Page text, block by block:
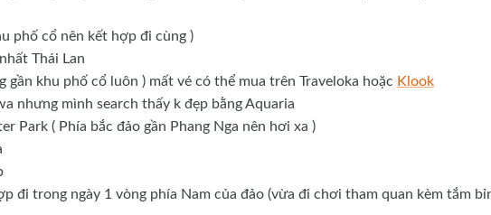
phố cổ nên kết hợp đi cùng )
Thái Lan
gần khu phố cổ luôn ) mất vé có thể mua trên Traveloka hoặc Klook
nhưng mình search thấy k đẹp bằng Aquaria
Park ( Phía bắc đảo gần Phang Nga nên hơi xa )
đi trong ngày 1 vòng phía Nam của đảo (vừa đi chơi tham quan kèm tắm